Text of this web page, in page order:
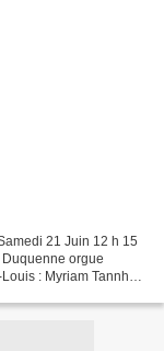
21 Juin 12 h 15
orgue
: Myriam Tannhof